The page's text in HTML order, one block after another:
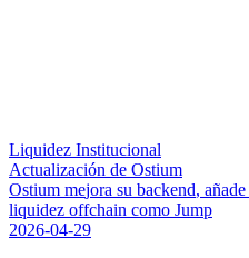
Liquidez Institucional
Actualización de Ostium
Ostium mejora su backend, añade
liquidez offchain como Jump
2026-04-29